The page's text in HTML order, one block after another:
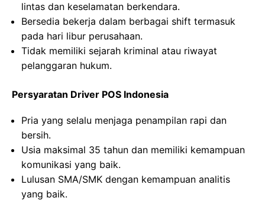
lintas dan keselamatan berkendara.
Bersedia bekerja dalam berbagai shift termasuk
pada hari libur perusahaan.
Tidak memiliki sejarah kriminal atau riwayat
pelanggaran hukum.
Persyaratan Driver POS Indonesia
Pria yang selalu menjaga penampilan rapi dan
bersih.
Usia maksimal 35 tahun dan memiliki kemampuan
komunikasi yang baik.
Lulusan SMA/SMK dengan kemampuan analitis
yang baik.